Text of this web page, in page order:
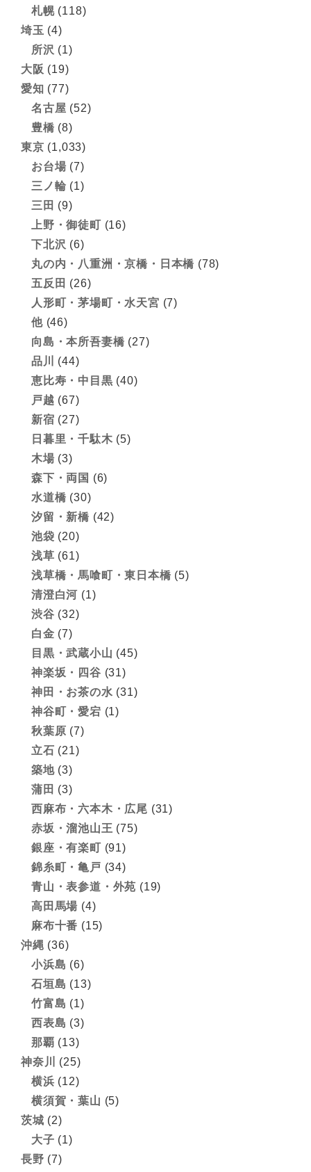
札幌(118)
埼玉 (4)
所沢 (1)
大阪 (19)
愛知 (77)
名古屋 (52)
豊橋 (8)
東京 (1,033)
お台場 (7)
三ノ輪 (1)
三田 (9)
上野・御徒町 (16)
下北沢 (6)
丸の内・八重洲・京橋・日本橋 (78)
五反田 (26)
人形町・茅場町・水天宮 (7)
他(46)
向島・本所吾妻橋 (27)
品川
(44)
恵比寿・中目黒 (40)
戸越 (67)
新宿 (27)
日暮里・千駄木 (5)
木場 (3)
森下・両国 (6)
水道橋 (30)
汐留・新橋 (42)
池袋 (20)
浅草 (61)
浅草橋・馬喰町・東日本橋 (5)
清澄白河 (1)
渋谷 (32)
白金 (7)
目黒・武蔵小山 (45)
神楽坂・四谷 (31)
神田・お茶の水 (31)
神谷町・愛宕 (1)
秋葉原 (7)
立石 (21)
築地(3)
蒲田 (3)
西麻布・六本木・広尾 (31)
赤坂・溜池山王 (75)
銀座・有楽町 (91)
錦糸町・亀戸 (34)
青山・表参道・外苑 (19)
高田馬場 (4)
麻布十番 (15)
沖縄 (36)
小浜島 (6)
石垣島 (13)
竹富島 (1)
西表島 (3)
那覇 (13)
神奈川
(25)
横浜 (12)
横須賀・葉山 (5)
茨城 (2)
大子 (1)
長野 (7)